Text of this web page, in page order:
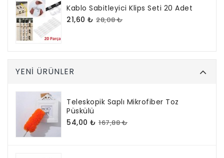
Kablo Sabitleyici Klips Seti 20 Adet
21,60 ₺ 28,08 ₺
YENI ÜRÜNLER
Teleskopik Saplı Mikrofiber Toz
Püskülü
54,00 ₺ 167,88 ₺